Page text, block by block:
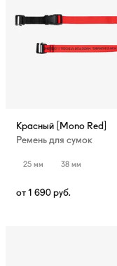
Красный [Mono Red]
Ремень для сумок
25 мм 38 мм
от 1 690 руб.